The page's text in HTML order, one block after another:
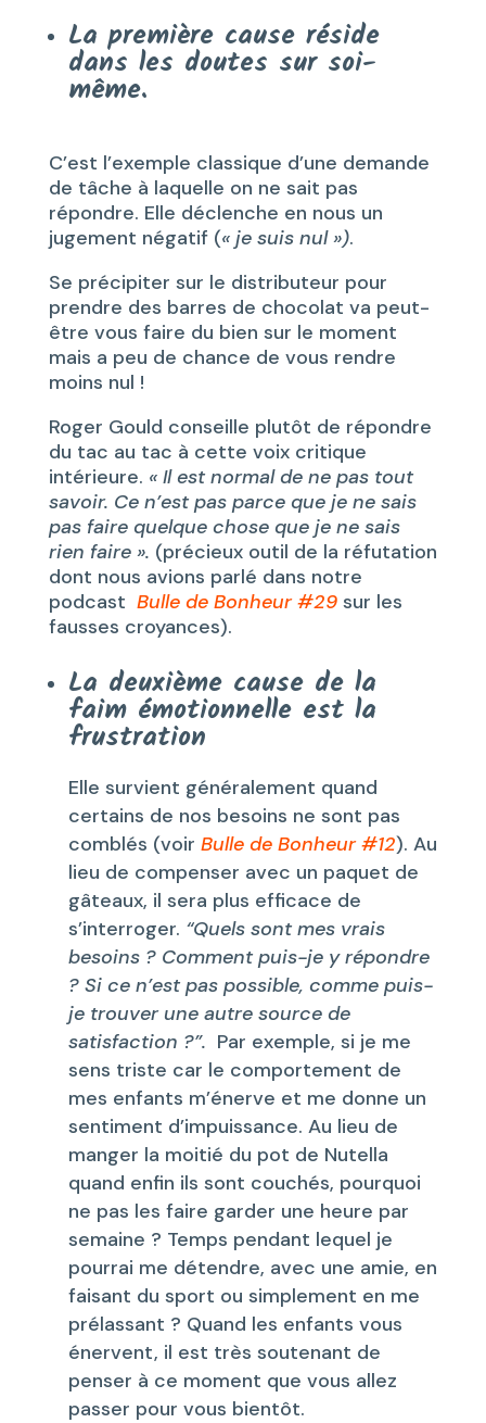
La première cause réside
dans les doutes sur soi-
même.
C’est l’exemple classique d’une demande
de tâche à laquelle on ne sait pas
répondre. Elle déclenche en nous un
jugement négatif (« je suis nul »).
Se précipiter sur le distributeur pour
prendre des barres de chocolat va peut-
être vous faire du bien sur le moment
mais a peu de chance de vous rendre
moins nul !
Roger Gould conseille plutôt de répondre
du tac au tac à cette voix critique
intérieure. « Il est normal de ne pas tout
savoir. Ce n’est pas parce que je ne sais
pas faire quelque chose que je ne sais
rien faire ». (précieux outil de la réfutation
dont nous avions parlé dans notre
podcast Bulle de Bonheur #29sur les
fausses croyances).
La deuxième cause de la
faim émotionnelle est la
frustration
Elle survient généralement quand
certains de nos besoins ne sont pas
comblés (voir Bulle de Bonheur #12). Au
lieu de compenser avec un paquet de
gâteaux, il sera plus efficace de
s’interroger. “Quels sont mes vrais
besoins ? Comment puis-je y répondre
? Si ce n’est pas possible, comme puis-
je trouver une autre source de
satisfaction ?”. Par exemple, si je me
sens triste car le comportement de
mes enfants m’énerve et me donne un
sentiment d’impuissance. Au lieu de
manger la moitié du pot de Nutella
quand enfin ils sont couchés, pourquoi
ne pas les faire garder une heure par
semaine ? Temps pendant lequel je
pourrai me détendre, avec une amie, en
faisant du sport ou simplement en me
prélassant ? Quand les enfants vous
énervent, il est très soutenant de
penser à ce moment que vous allez
passer pour vous bientôt.